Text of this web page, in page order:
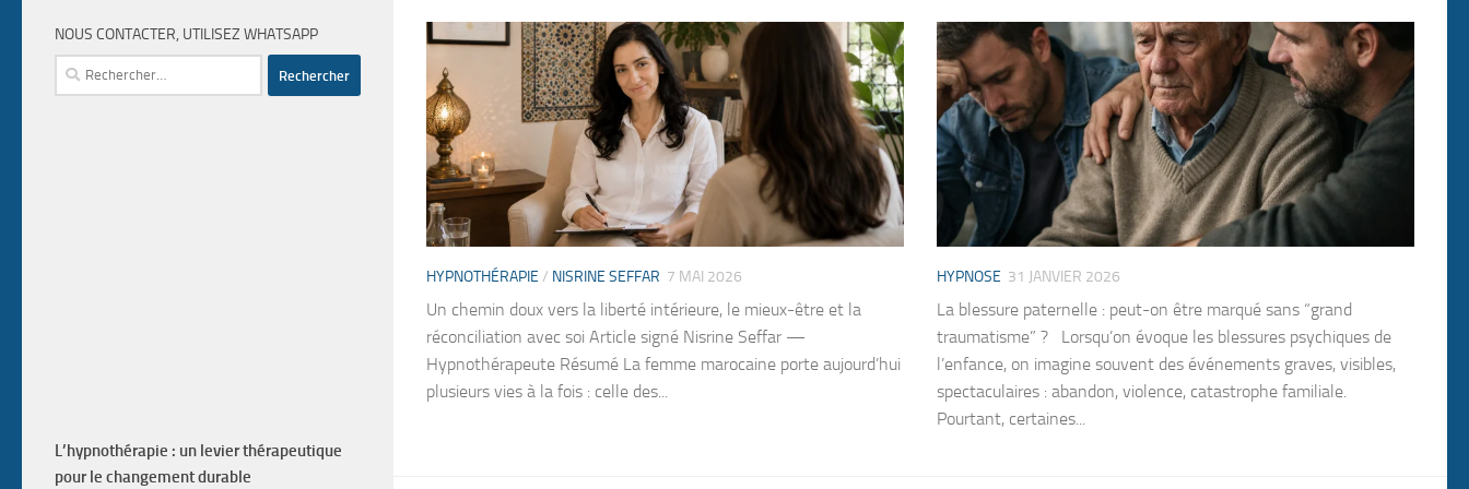
HYPNOTHÉRAPIE / NISRINE SEFFAR 7 MAI 2026
Un chemin doux vers la liberté intérieure, le mieux-être et la
réconciliation avec soi Article signé Nisrine Seffar —
Hypnothérapeute Résumé La femme marocaine porte aujourd’hui
plusieurs vies à la fois : celle des...
HYPNOSE 31 JANVIER 2026
La blessure paternelle : peut-on être marqué sans “grand
traumatisme” ? Lorsqu’on évoque les blessures psychiques de
l’enfance, on imagine souvent des événements graves, visibles,
spectaculaires : abandon, violence, catastrophe familiale.
Pourtant, certaines...
NOUS CONTACTER, UTILISEZ WHATSAPP
Rechercher :
L’hypnothérapie : un levier thérapeutique
pour le changement durable